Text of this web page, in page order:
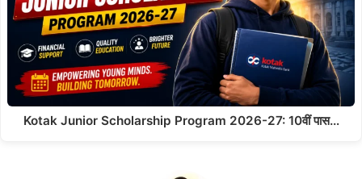
Kotak Junior Scholarship Program 2026-27: 10वीं पास…